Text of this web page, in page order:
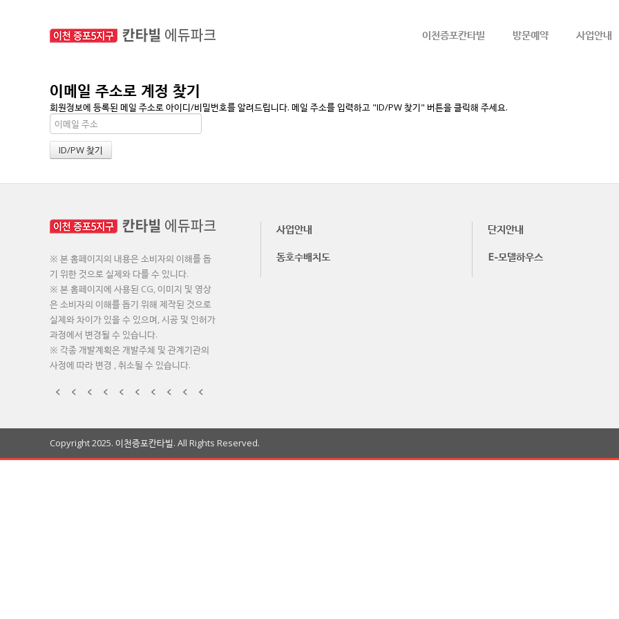
이천증포칸타빌 방문예약 사업안내
이메일 주소로 계정 찾기
회원정보에 등록된 메일 주소로 아이디/비밀번호를 알려드립니다. 메일 주소를 입력하고 "ID/PW 찾기" 버튼을 클릭해 주세요.
※ 본 홈페이지의 내용은 소비자의 이해를 돕
기 위한 것으로 실제와 다를 수 있니다.
※ 본 홈페이지에 사용된 CG, 이미지 및 영상
은 소비자의 이해를 돕기 위해 제작된 것으로
실제와 차이가 있을 수 있으며, 시공 및 인허가
과정에서 변경될 수 있습니다.
※ 각종 개발계획은 개발주체 및 관계기관의
사정에 따라 변경 , 취소될 수 있습니다.
사업안내 단지안내
동호수배치도
E-모델하우스
Copyright 2025. 이천증포칸타빌. All Rights Reserved.